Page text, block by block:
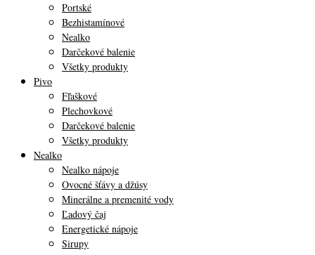
Portské
Bezhistamínové
Nealko
Darčekové balenie
Všetky produkty
Pivo
Fľaškové
Plechovkové
Darčekové balenie
Všetky produkty
Nealko
Nealko nápoje
Ovocné šťávy a džúsy
Minerálne a premenité vody
Ľadový čaj
Energetické nápoje
Sirupy